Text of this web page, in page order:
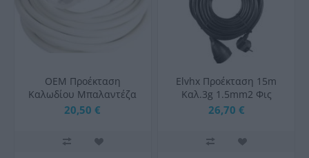
OEM Προέκταση
Καλωδίου Μπαλαντέζα
3x1,5 10mt Λευκή
20,50 €
Elvhx Προέκταση 15m
Καλ.3g 1.5mm2 Φις
Schuko Αρσ+θηλ Ιρ20
26,70 €